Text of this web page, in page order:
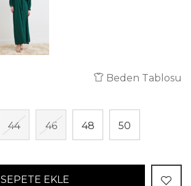
Beden Tablosu
44 46 48 50
SEPETE EKLE